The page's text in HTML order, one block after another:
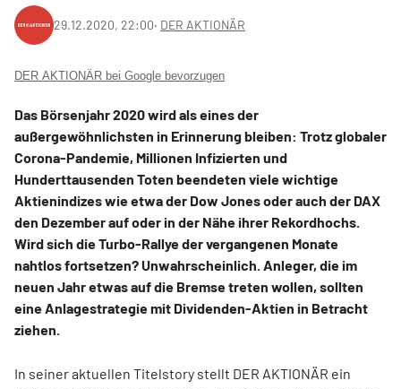
29.12.2020, 22:00‧ DER AKTIONÄR
DER AKTIONÄR bei Google bevorzugen
Das Börsenjahr 2020 wird als eines der
außergewöhnlichsten in Erinnerung bleiben: Trotz globaler
Corona-Pandemie, Millionen Infizierten und
Hunderttausenden Toten beendeten viele wichtige
Aktienindizes wie etwa der Dow Jones oder auch der DAX
den Dezember auf oder in der Nähe ihrer Rekordhochs.
Wird sich die Turbo-Rallye der vergangenen Monate
nahtlos fortsetzen? Unwahrscheinlich. Anleger, die im
neuen Jahr etwas auf die Bremse treten wollen, sollten
eine Anlagestrategie mit Dividenden-Aktien in Betracht
ziehen.
In seiner aktuellen Titelstory stellt DER AKTIONÄR ein